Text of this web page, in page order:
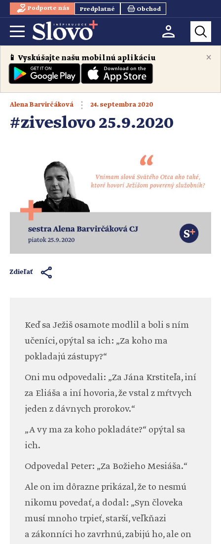
Podporte nás Predplatné Obchod
×
📱 Vyskúšajte našu mobilnú aplikáciu
Alena Barvirčáková 24. septembra 2020
#ziveslovo 25.9.2020
Zdieľať
Keď sa Ježiš osamote modlil a boli s ním
učeníci, opýtal sa ich: „Za koho ma
pokladajú zástupy?“
Oni mu odpovedali: „Za Jána Krstiteľa, iní
za Eliáša a iní hovoria, že vstal z mŕtvych
jeden z dávnych prorokov.“
„A vy ma za koho pokladáte?“ opýtal sa
ich.
Odpovedal Peter: „Za Božieho Mesiáša.“
Ale on im dôrazne prikázal, že to nesmú
nikomu povedať, a dodal: „Syn človeka
musí mnoho trpieť, starší, veľkňazi
a zákonníci ho zavrhnú, zabijú ho, ale on